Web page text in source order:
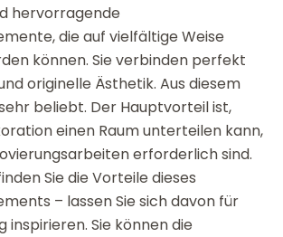
hervorragende
die auf vielfältige Weise
können. Sie verbinden perfekt
originelle Ästhetik. Aus diesem
beliebt. Der Hauptvorteil ist,
einen Raum unterteilen kann,
erforderlich sind.
Sie die Vorteile dieses
– lassen Sie sich davon für
inspirieren. Sie können die